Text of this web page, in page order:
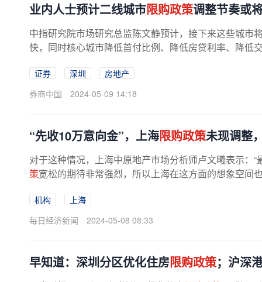
业内人士预计二线城市限购政策调整节奏或
中指研究院市场研究总监陈文静预计，接下来这些城市
快，同时核心城市降低首付比例、降低房贷利率、降低
证券 深圳
房地产
券商中国
2024-05-09 14:18
“先收10万意向金”，上海限购政策未现调整
对于这种情况，上海中原地产市场分析师卢文曦表示：“
策宽松的期待非常强烈，所以上海在这方面的想象空间
机构
上海
每日经济新闻
2024-05-08 08:33
早知道：深圳分区优化住房限购政策；沪深